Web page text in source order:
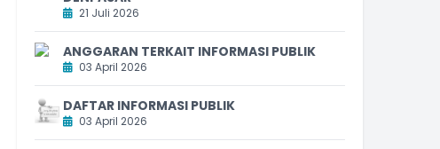
21 Juli 2026
ANGGARAN TERKAIT INFORMASI PUBLIK
03 April 2026
DAFTAR INFORMASI PUBLIK
03 April 2026